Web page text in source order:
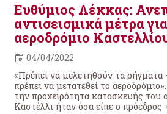
Ευθύμιος Λέκκας:
αντισεισμικά μέτρα
αεροδρόμιο
04/04/2022
«Πρέπει να μελετηθούν τα
πρέπει να μετατεθεί το
την προχειρότητα κατασκευής του
Καστέλλι ήταν όσα είπε ο πρόεδρος